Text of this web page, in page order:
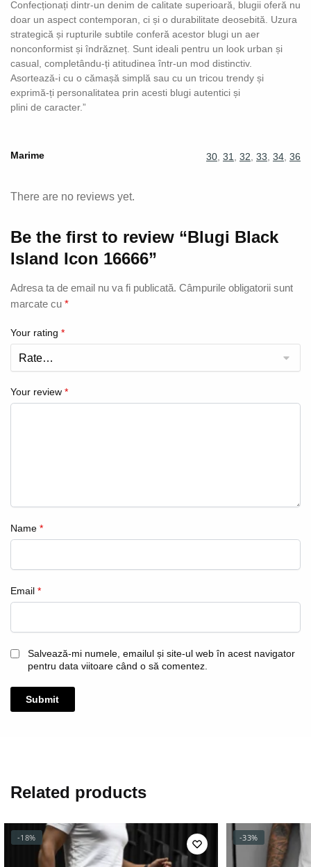
Confecționați dintr-un denim de calitate superioară, blugii oferă nu
doar un aspect contemporan, ci și o durabilitate deosebită. Uzura
strategică și rupturile subtile conferă acestor blugi un aer
nonconformist și îndrăzneț. Sunt ideali pentru un look urban și
casual, completându-ți atitudinea într-un mod distinctiv.
Asortează-i cu o cămașă simplă sau cu un tricou trendy și
exprimă-ți personalitatea prin acesti blugi autentici și
plini de caracter.”
Marime 30 31 32 33 34 36
There are no reviews yet.
Be the first to review “Blugi Black
Island Icon 16666”
Adresa ta de email nu va fi publicată. Câmpurile obligatorii sunt
marcate cu *
Your rating *
Your review *
Name *
Email *
Salvează-mi numele, emailul și site-ul web în acest navigator
pentru data viitoare când o să comentez.
Related products
-18% -33%